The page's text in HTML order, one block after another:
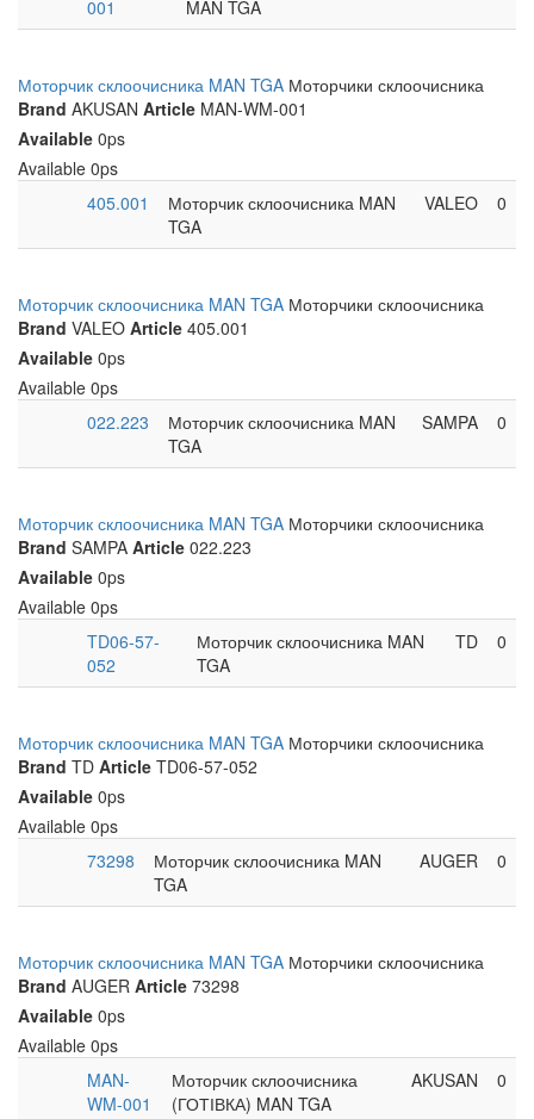
001 MAN TGA
Моторчик склоочисника MAN TGA Моторчики склоочисника
Brand AKUSAN Article MAN-WM-001
Available 0ps
Available 0ps
405.001
Моторчик склоочисника MAN
TGA
VALEO 0
Моторчик склоочисника MAN TGA Моторчики склоочисника
Brand VALEO Article 405.001
Available 0ps
Available 0ps
022.223
Моторчик склоочисника MAN
TGA
SAMPA 0
Моторчик склоочисника MAN TGA Моторчики склоочисника
Brand SAMPA Article 022.223
Available 0ps
Available 0ps
TD06-57-
052
Моторчик склоочисника MAN
TGA
TD 0
Моторчик склоочисника MAN TGA Моторчики склоочисника
Brand TD Article TD06-57-052
Available 0ps
Available 0ps
73298
Моторчик склоочисника MAN
TGA
AUGER 0
Моторчик склоочисника MAN TGA Моторчики склоочисника
Brand AUGER Article 73298
Available 0ps
Available 0ps
MAN-
WM-001
Моторчик склоочисника
(ГОТІВКА) MAN TGA
AKUSAN 0